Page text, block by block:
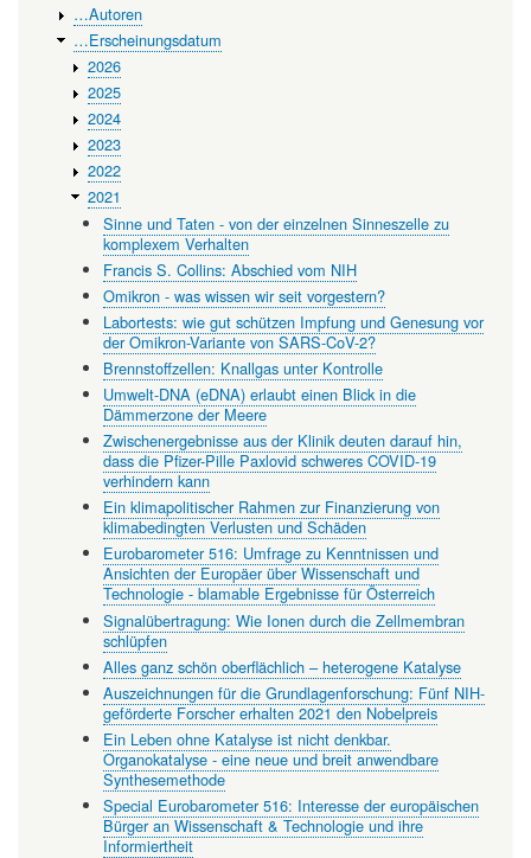
Spur
…Autoren
…Erscheinungsdatum
2026
2025
2024
2023
2022
2021
Sinne und Taten - von der einzelnen Sinneszelle zu
komplexem Verhalten
Francis S. Collins: Abschied vom NIH
Omikron - was wissen wir seit vorgestern?
Labortests: wie gut schützen Impfung und Genesung vor
der Omikron-Variante von SARS-CoV-2?
Brennstoffzellen: Knallgas unter Kontrolle
Umwelt-DNA (eDNA) erlaubt einen Blick in die
Dämmerzone der Meere
Zwischenergebnisse aus der Klinik deuten darauf hin,
dass die Pfizer-Pille Paxlovid schweres COVID-19
verhindern kann
Ein klimapolitischer Rahmen zur Finanzierung von
klimabedingten Verlusten und Schäden
Eurobarometer 516: Umfrage zu Kenntnissen und
Ansichten der Europäer über Wissenschaft und
Technologie - blamable Ergebnisse für Österreich
Signalübertragung: Wie Ionen durch die Zellmembran
schlüpfen
Alles ganz schön oberflächlich – heterogene Katalyse
Auszeichnungen für die Grundlagenforschung: Fünf NIH-
geförderte Forscher erhalten 2021 den Nobelpreis
Ein Leben ohne Katalyse ist nicht denkbar.
Organokatalyse - eine neue und breit anwendbare
Synthesemethode
Special Eurobarometer 516: Interesse der europäischen
Bürger an Wissenschaft & Technologie und ihre
Informiertheit